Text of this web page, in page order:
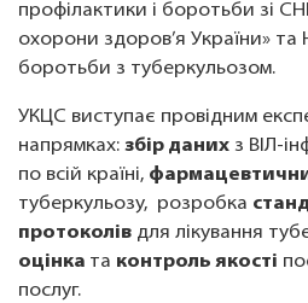
профілактики і боротьби зі
охорони здоров’я України» та
боротьби з туберкульозом.
УКЦС виступає провідним
напрямках: збір даних з ВІЛ-
по всій країні, ф
туберкульозу, розробка
протоколів для лікування
оцінка та контроль якості
послуг.